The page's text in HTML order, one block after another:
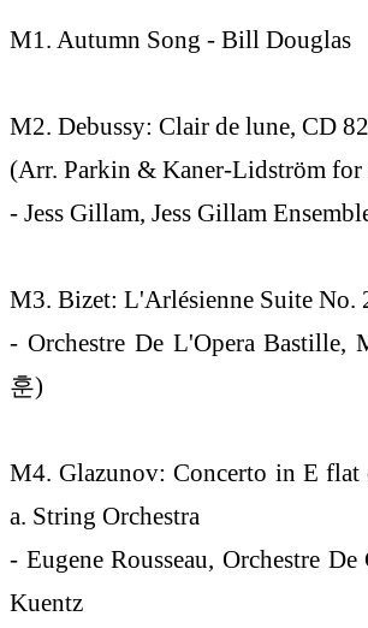
M1. Autumn Song - Bill Douglas
M2. Debussy: Clair de lune, CD
(Arr. Parkin & Kaner-Lidström for
- Jess Gillam, Jess Gillam
M3. Bizet: L'Arlésienne Suite No.
- Orchestre De L'Opera
훈)
M4. Glazunov: Concerto in E
a. String Orchestra
- Eugene Rousseau, Orchestre
Kuentz